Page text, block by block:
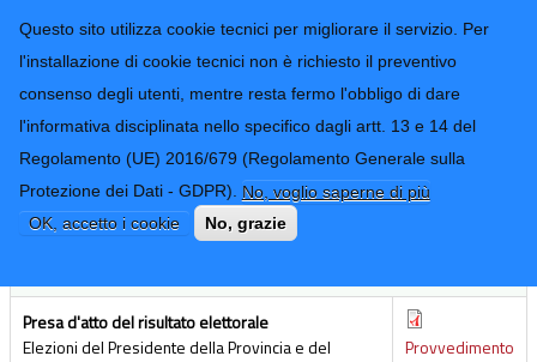
Questo sito utilizza cookie tecnici per migliorare il servizio. Per
l'installazione di cookie tecnici non è richiesto il preventivo
consenso degli utenti, mentre resta fermo l'obbligo di dare
l'informativa disciplinata nello specifico dagli artt. 13 e 14 del
Regolamento (UE) 2016/679 (Regolamento Generale sulla
Protezione dei Dati - GDPR). No, voglio saperne di più
OK, accetto i cookie
No, grazie
Provincia di
Imperia
CONTATTI-URP
TRASPARENZA
Form di ricerca
Elezioni 2021 - Provvedimenti e note
Presa d'atto del risultato elettorale
Elezioni del Presidente della Provincia e del
Provvedimento